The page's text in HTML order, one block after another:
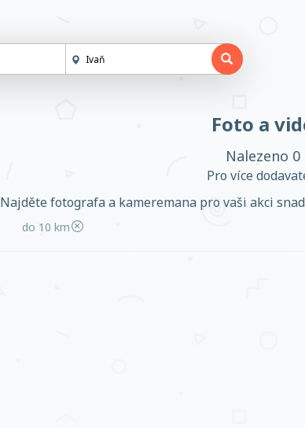
Foto a
Nalezeno
Pro více
Najděte fotografa a kameremana pro vaši akci
do 10 km